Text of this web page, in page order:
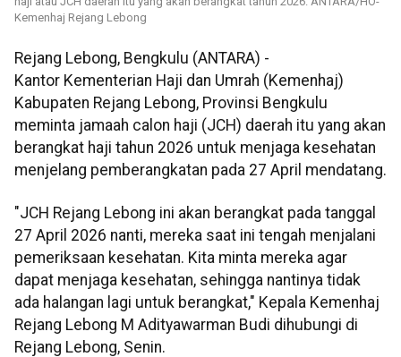
Kemenhaj Rejang Lebong
Rejang Lebong, Bengkulu (ANTARA) -
Kantor Kementerian Haji dan Umrah (Kemenhaj)
Kabupaten Rejang Lebong, Provinsi Bengkulu
meminta jamaah calon haji (JCH) daerah itu yang akan
berangkat haji tahun 2026 untuk menjaga kesehatan
menjelang pemberangkatan pada 27 April mendatang.
"JCH Rejang Lebong ini akan berangkat pada tanggal
27 April 2026 nanti, mereka saat ini tengah menjalani
pemeriksaan kesehatan. Kita minta mereka agar
dapat menjaga kesehatan, sehingga nantinya tidak
ada halangan lagi untuk berangkat," Kepala Kemenhaj
Rejang Lebong M Adityawarman Budi dihubungi di
Rejang Lebong, Senin.